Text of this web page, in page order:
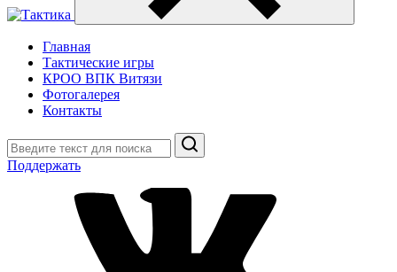
Главная
Тактические игры
КРОО ВПК Витязи
Фотогалерея
Контакты
Поиск
Поддержать